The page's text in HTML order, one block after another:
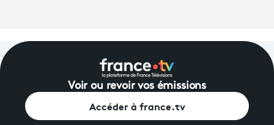
Voir ou revoir vos émissions
Accéder à france.tv